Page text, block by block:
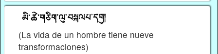
(La vida de un hombre tiene nueve
transformaciones)